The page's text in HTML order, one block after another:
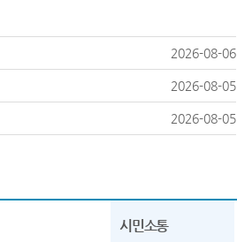
2026-08-06
2026-08-05
2026-08-05
시민소통